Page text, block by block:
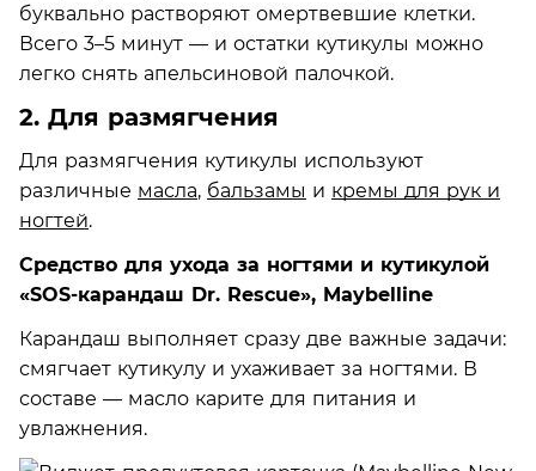
буквально растворяют омертвевшие клетки.
Всего 3–5 минут — и остатки кутикулы можно
легко снять апельсиновой палочкой.
2. Для размягчения
Для размягчения кутикулы используют
различные масла, бальзамы и кремы для рук и
ногтей.
Средство для ухода за ногтями и кутикулой
«SOS-карандаш Dr. Rescue», Maybelline
Карандаш выполняет сразу две важные задачи:
смягчает кутикулу и ухаживает за ногтями. В
составе — масло карите для питания и
увлажнения.